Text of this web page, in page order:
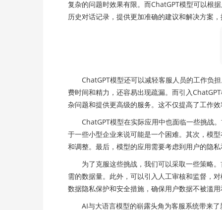
复杂的问题时效果有限。而ChatGPT模型可以根
历史对话记录，提供更加准确的建议和解决方案
ChatGPT模型还可以减轻客服人员的工作负担
费时间和精力，还容易出现疏漏。而引入
杂问题和提供更高级的服务。这不仅提高了工作
ChatGPT模型在实际应用中也面临一些挑战。
于一些小型企业来说可能是一个困难。其次，模
和调整。最后，模型的应用需要考虑到用户的隐
为了克服这些挑战，我们可以采取一些策略。
需的数据量。此外，可以引入人工审核和监督，
数据隐私保护和安全措施，确保用户数据不被滥
AI与大语言模型的崭露头角为客服系统带来了